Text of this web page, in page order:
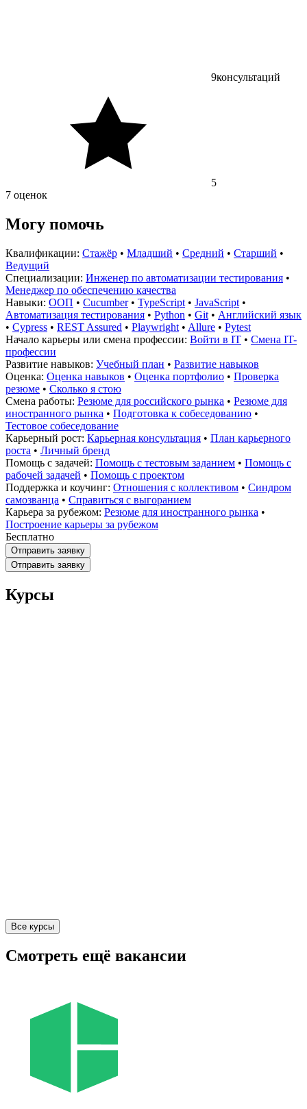
9консультаций
5
7 оценок
Могу помочь
Квалификации: Стажёр • Младший • Средний • Старший •
Ведущий
Специализации: Инженер по автоматизации тестирования •
Менеджер по обеспечению качества
Навыки: ООП • Cucumber• TypeScript • JavaScript •
Автоматизация тестирования • Python • Git • Английский язык
• Cypress • REST Assured • Playwright • Allure • Pytest
Начало карьеры или смена профессии: Войти в IT • Смена IT-
профессии
Развитие навыков: Учебный план • Развитие навыков
Оценка: Оценка навыков • Оценка портфолио • Проверка
резюме • Сколько я стою
Смена работы: Резюме для российского рынка • Резюме для
иностранного рынка • Подготовка к собеседованию •
Тестовое собеседование
Карьерный рост: Карьерная консультация • План карьерного
роста • Личный бренд
Помощь с задачей: Помощь с тестовым заданием • Помощь с
рабочей задачей • Помощь с проектом
Поддержка и коучинг: Отношения с коллективом • Синдром
самозванца • Справиться с выгоранием
Карьера за рубежом: Резюме для иностранного рынка •
Построение карьеры за рубежом
Бесплатно
Отправить заявку
Отправить заявку
Курсы
Все курсы
Смотреть ещё вакансии